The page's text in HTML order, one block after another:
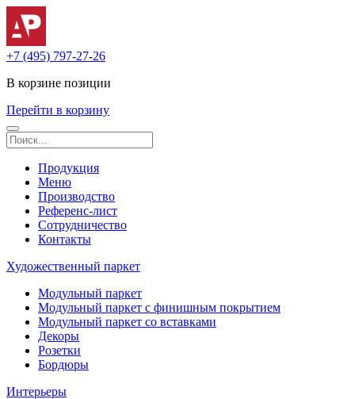
+7 (495) 797-27-26
В корзине позиции
Перейти в корзину
Продукция
Меню
Производство
Референс-лист
Сотрудничество
Контакты
Художественный паркет
Модульный паркет
Модульный паркет с финишным покрытием
Модульный паркет со вставками
Декоры
Розетки
Бордюры
Интерьеры